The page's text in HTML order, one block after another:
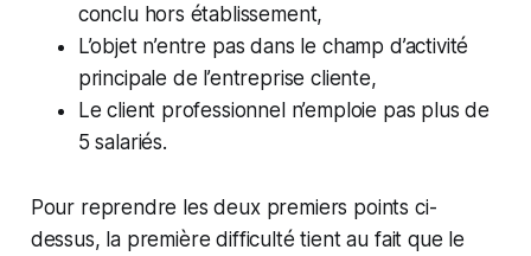
conclu hors établissement,
L’objet n’entre pas dans le champ d’activité
principale de l’entreprise cliente,
Le client professionnel n’emploie pas plus de
5 salariés.
Pour reprendre les deux premiers points ci-
dessus, la première difficulté tient au fait que le